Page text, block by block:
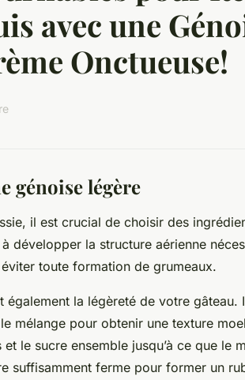
avec une
Onctueuse!
génoise légère
il est crucial de choisir des
développer la structure aérienne
toute formation de grumeaux.
également la légèreté de votre gâteau.
mélange pour obtenir une texture
le sucre ensemble jusqu’à ce que le
suffisamment ferme pour former un